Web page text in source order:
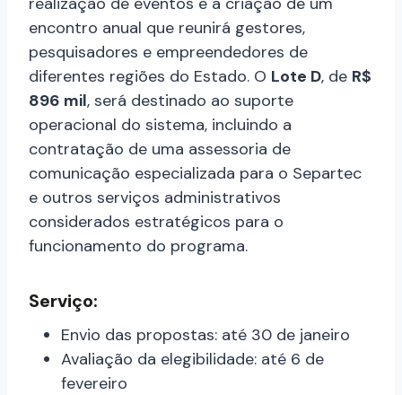
encontro anual que reunirá gestores,
pesquisadores e empreendedores de
diferentes regiões do Estado. O Lote D, de R$
896 mil, será destinado ao suporte
operacional do sistema, incluindo a
contratação de uma assessoria de
comunicação especializada para o Separtec
e outros serviços administrativos
considerados estratégicos para o
funcionamento do programa.
Serviço:
Envio das propostas: até 30 de janeiro
Avaliação da elegibilidade: até 6 de
fevereiro